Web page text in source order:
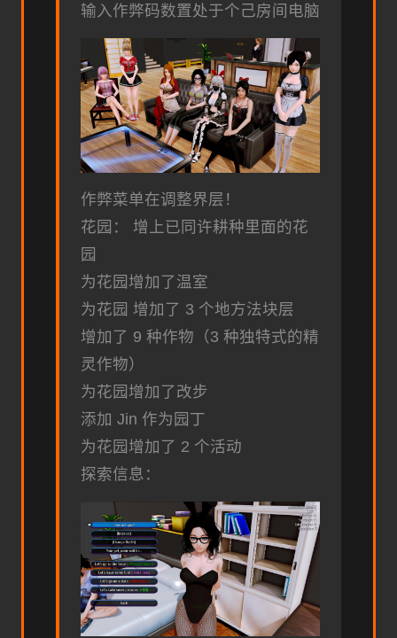
输入作弊码数置处于个己房间电脑
作弊菜单在调整界层！
花园： 增上已同许耕种里面的花
园
为花园增加了温室
为花园 增加了 3 个地方法块层
增加了 9 种作物（3 种独特式的精
灵作物）
为花园增加了改步
添加 Jin 作为园丁
为花园增加了 2 个活动
探索信息：